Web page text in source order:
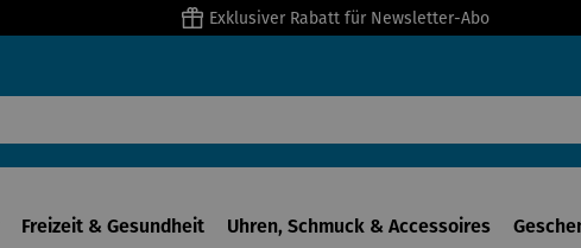
Exklusiver Rabatt für Newsletter-Abo
Freizeit & Gesundheit Uhren, Schmuck & Accessoires